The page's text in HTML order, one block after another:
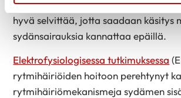
veren rasva-arvot (kolesteroli) ja
hyvä selvittää, jotta saadaan käsitys
sydänsairauksia kannattaa epäillä.
Elektrofysiologisessa tutkimuksessa
rytmihäiriöiden hoitoon perehtynyt
rytmihäiriömekanismeja sydämen